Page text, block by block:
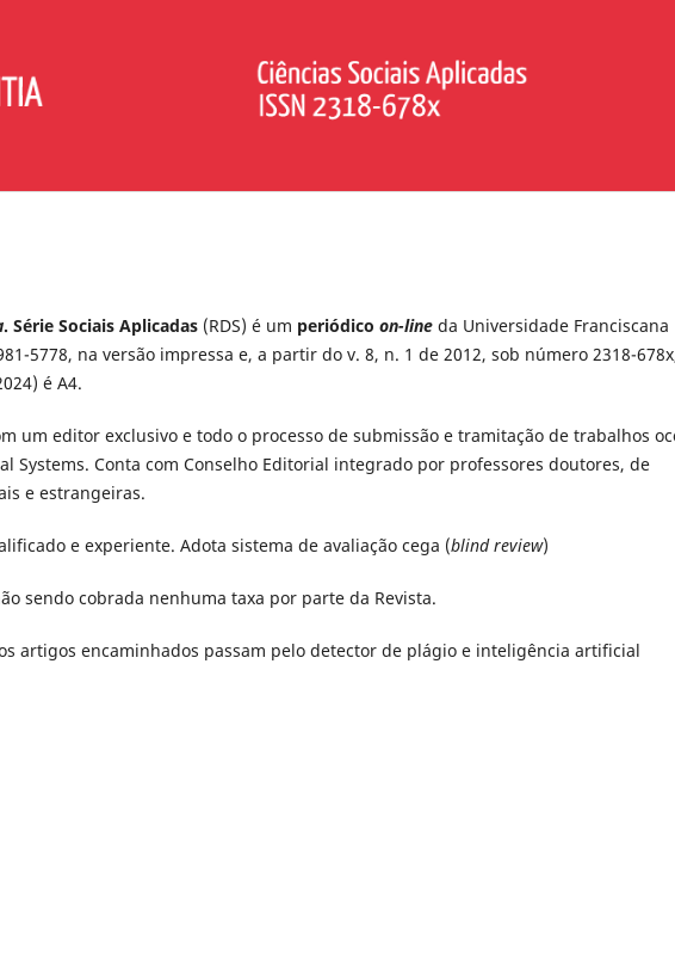
. Série Sociais Aplicadas (RDS) é um periódico on-line da Universidade Franciscana
5778, na versão impressa e, a partir do v. 8, n. 1 de 2012, sob número 2318-
é A4.
um editor exclusivo e todo o processo de submissão e tramitação de trabalhos
Systems. Conta com Conselho Editorial integrado por professores doutores, de
e estrangeiras.
e experiente. Adota sistema de avaliação cega (blind review)
sendo cobrada nenhuma taxa por parte da Revista.
artigos encaminhados passam pelo detector de plágio e inteligência artificial